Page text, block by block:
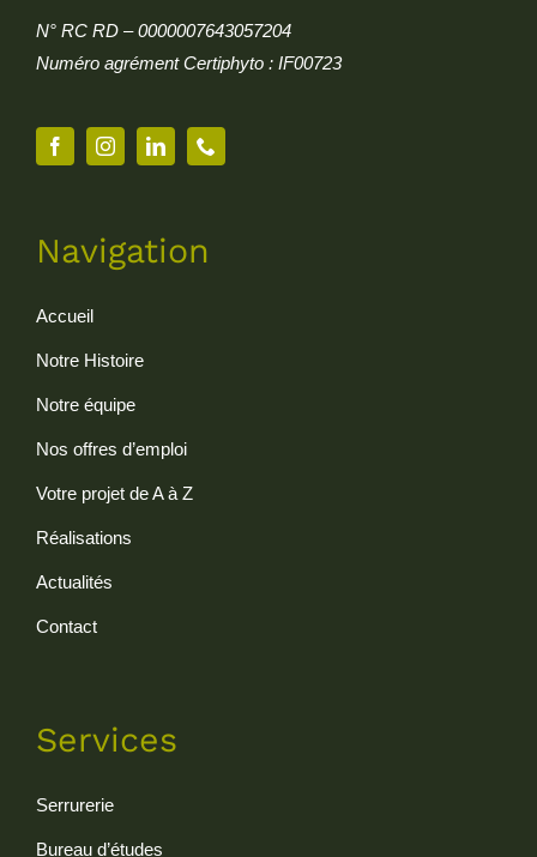
N° RC RD – 0000007643057204
Numéro agrément Certiphyto : IF00723
Navigation
Accueil
Notre Histoire
Notre équipe
Nos offres d’emploi
Votre projet de A à Z
Réalisations
Actualités
Contact
Services
Serrurerie
Bureau d’études